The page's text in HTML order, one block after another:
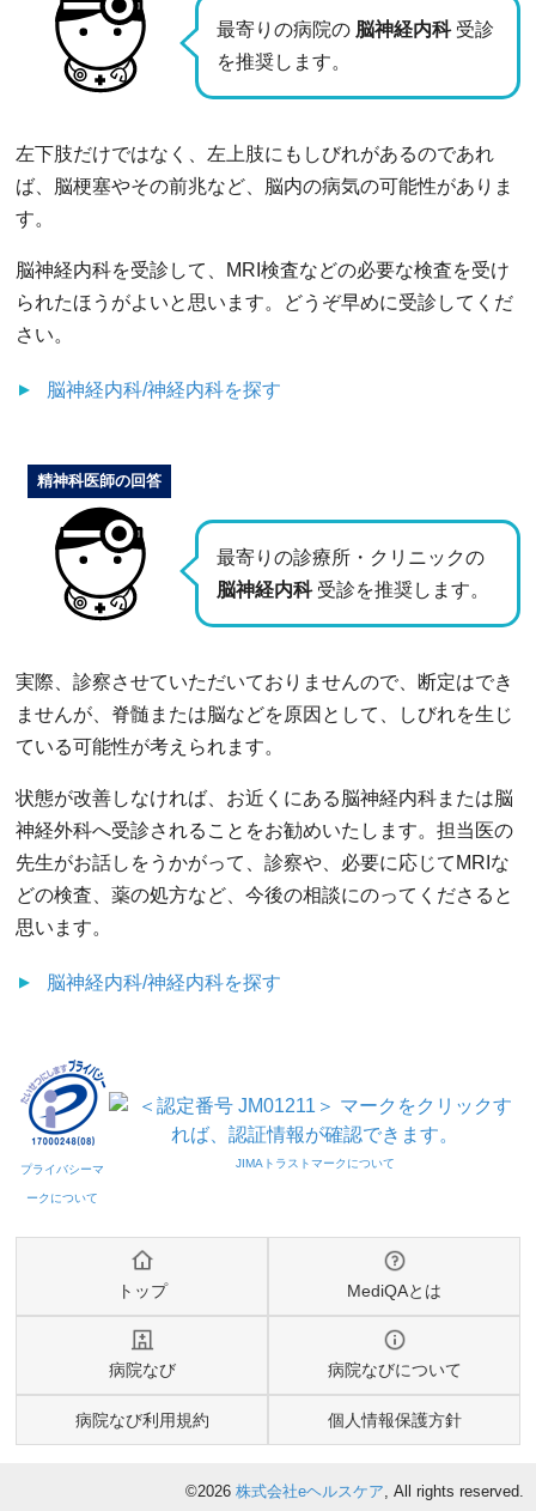
最寄りの病院の 脳神経内科 受診
を推奨します。
左下肢だけではなく、左上肢にもしびれがあるのであれ
ば、脳梗塞やその前兆など、脳内の病気の可能性がありま
す。
脳神経内科を受診して、MRI検査などの必要な検査を受け
られたほうがよいと思います。どうぞ早めに受診してくだ
さい。
脳神経内科/神経内科を探す
最寄りの診療所・クリニックの
脳神経内科 受診を推奨します。
精神科医師の回答
実際、診察させていただいておりませんので、断定はでき
ませんが、脊髄または脳などを原因として、しびれを生じ
ている可能性が考えられます。
状態が改善しなければ、お近くにある脳神経内科または脳
神経外科へ受診されることをお勧めいたします。担当医の
先生がお話しをうかがって、診察や、必要に応じてMRIな
どの検査、薬の処方など、今後の相談にのってくださると
思います。
脳神経内科/神経内科を探す
トップ MediQAとは
病院なび 病院なびについて
病院なび利用規約 個人情報保護方針
©2026 株式会社eヘルスケア , All rights reserved.